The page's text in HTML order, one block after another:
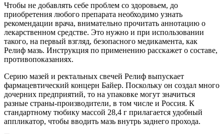
Чтобы не добавлять себе проблем со здоровьем, до
приобретения любого препарата необходимо узнать
рекомендации врача, внимательно прочитать аннотацию о
лекарственном средстве. Это нужно и при использовании
такого, на первый взгляд, безопасного медикамента, как
Релиф мазь. Инструкция по применению расскажет о составе,
противопоказаниях.
Серию мазей и ректальных свечей Релиф выпускает
фармацевтический концерн Байер. Поскольку он создал много
дочерних предприятий, то на упаковке могут значиться
разные страны-производители, в том числе и Россия. К
стандартному тюбику массой 28,4 г прилагается удобный
аппликатор, чтобы вводить мазь внутрь заднего прохода.